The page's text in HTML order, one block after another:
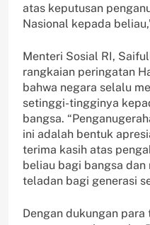
atas keputusan
Nasional kepada
Menteri Sosial RI,
rangkaian peringatan
bahwa negara selalu
setinggi-tingginya
bangsa.
ini adalah bentuk
terima kasih atas
beliau bagi bangsa dan
teladan bagi generasi
Dengan dukungan